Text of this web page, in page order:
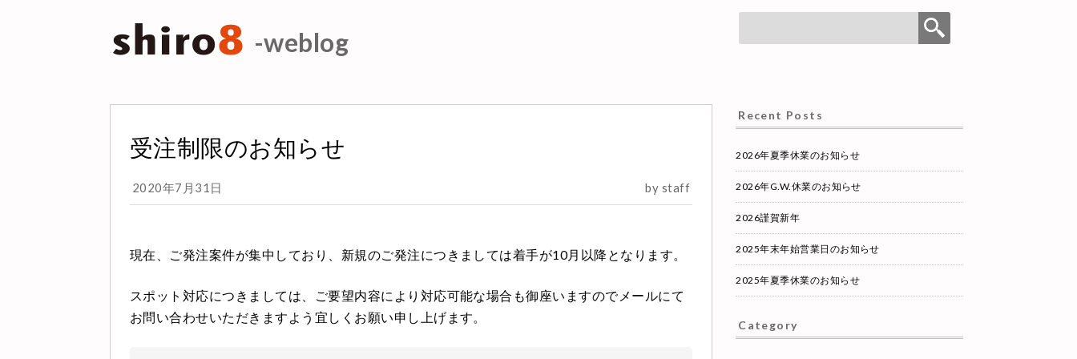
-weblog
受注制限のお知らせ
2020年7月31日 by staff
現在、ご発注案件が集中しており、新規のご発注につきましては着手が10月以降となります。
スポット対応につきましては、ご要望内容により対応可能な場合も御座いますのでメールにて
お問い合わせいただきますよう宜しくお願い申し上げます。
Recent Posts
2026年夏季休業のお知らせ
2026年G.W.休業のお知らせ
2026謹賀新年
2025年末年始営業日のお知らせ
2025年夏季休業のお知らせ
Category